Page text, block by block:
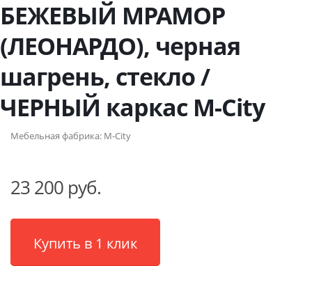
БЕЖЕВЫЙ МРАМОР
(ЛЕОНАРДО), черная
шагрень, стекло /
ЧЕРНЫЙ каркас М-City
Мебельная фабрика: M-City
23 200 руб.
Купить в 1 клик